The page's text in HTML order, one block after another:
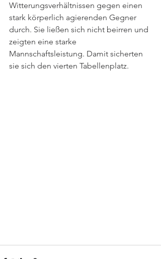
Witterungsverhältnissen gegen einen
stark körperlich agierenden Gegner
durch. Sie ließen sich nicht beirren und
zeigten eine starke
Mannschaftsleistung. Damit sicherten
sie sich den vierten Tabellenplatz.